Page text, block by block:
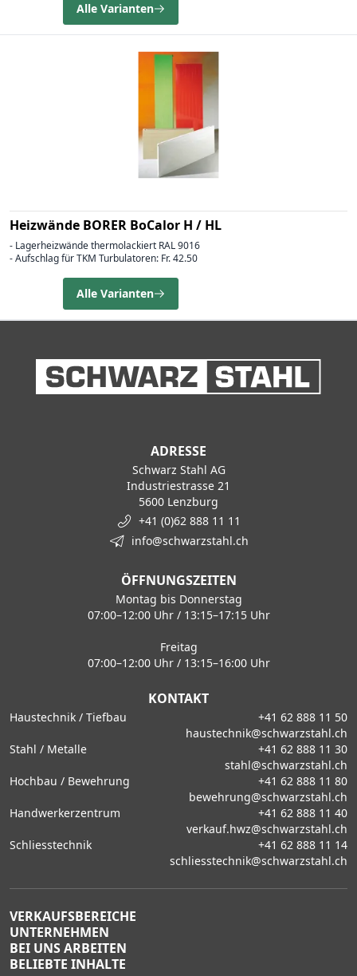
Alle Varianten
Heizwände BORER BoCalor H / HL
- Lagerheizwände thermolackiert RAL 9016
- Aufschlag für TKM Turbulatoren: Fr. 42.50
Alle Varianten
ADRESSE
Schwarz Stahl AG
Industriestrasse 21
5600 Lenzburg
+41 (0)62 888 11 11
info@schwarzstahl.ch
ÖFFNUNGSZEITEN
Montag bis Donnerstag
07:00–12:00 Uhr / 13:15–17:15 Uhr
Freitag
07:00–12:00 Uhr / 13:15–16:00 Uhr
KONTAKT
Haustechnik / Tiefbau
+41 62 888 11 50
haustechnik@schwarzstahl.ch
Stahl / Metalle
+41 62 888 11 30
stahl@schwarzstahl.ch
Hochbau / Bewehrung
+41 62 888 11 80
bewehrung@schwarzstahl.ch
Handwerkerzentrum
+41 62 888 11 40
verkauf.hwz@schwarzstahl.ch
Schliesstechnik
+41 62 888 11 14
schliesstechnik@schwarzstahl.ch
VERKAUFSBEREICHE
UNTERNEHMEN
BEI UNS ARBEITEN
BELIEBTE INHALTE